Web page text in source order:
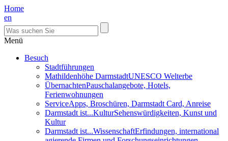
Home
en
Menü
Besuch
Stadtführungen
Mathildenhöhe DarmstadtUNESCO Welterbe
ÜbernachtenPauschalangebote, Hotels,
Ferienwohnungen
ServiceApps, Broschüren, Darmstadt Card, Anreise
Darmstadt ist...KulturSehenswürdigkeiten, Kunst und
Kultur
Darmstadt ist...WissenschaftErfindungen, international